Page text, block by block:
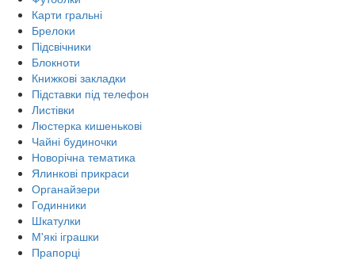
Карти гральні
Брелоки
Підсвічники
Блокноти
Книжкові закладки
Підставки під телефон
Листівки
Люстерка кишенькові
Чайні будиночки
Новорічна тематика
Ялинкові прикраси
Органайзери
Годинники
Шкатулки
М'які іграшки
Прапорці